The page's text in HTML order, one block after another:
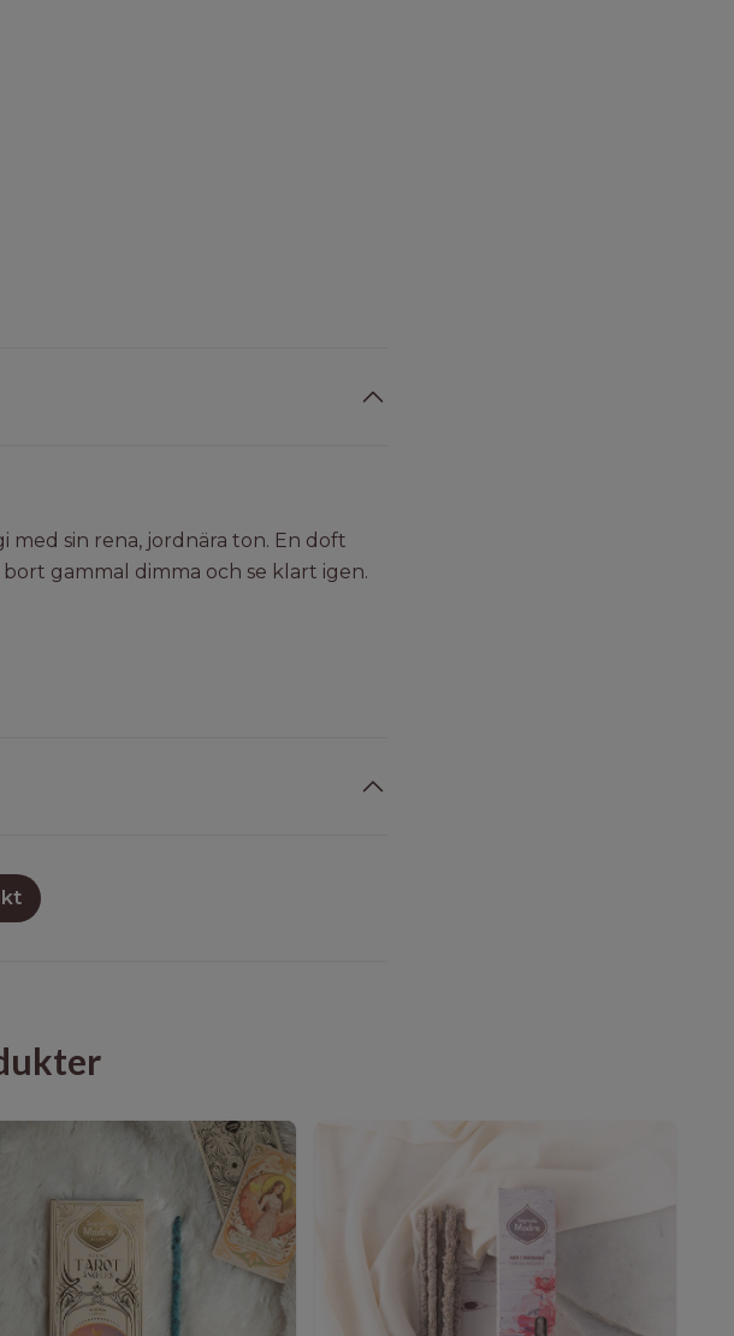
med sin rena, jordnära ton. En doft
gammal dimma och se klart igen.